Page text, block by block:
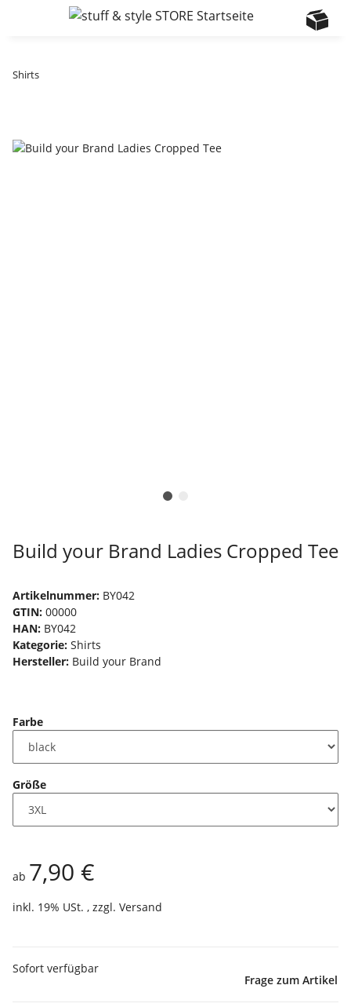
Shirts
Build your Brand Ladies Cropped Tee
Artikelnummer: BY042
GTIN: 00000
HAN: BY042
Kategorie: Shirts
Hersteller: Build your Brand
Farbe
Größe
ab 7,90 €
inkl. 19% USt. , zzgl. Versand
Sofort verfügbar
Frage zum Artikel